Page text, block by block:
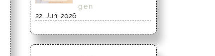
gen
22. Juni 2026